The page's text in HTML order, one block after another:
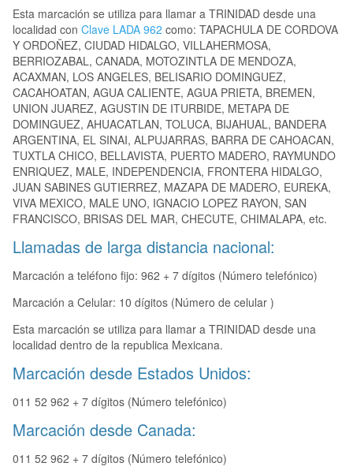
Esta marcación se utiliza para llamar a TRINIDAD desde una
localidad con Clave LADA 962 como: TAPACHULA DE CORDOVA
Y ORDOÑEZ, CIUDAD HIDALGO, VILLAHERMOSA,
BERRIOZABAL, CANADA, MOTOZINTLA DE MENDOZA,
ACAXMAN, LOS ANGELES, BELISARIO DOMINGUEZ,
CACAHOATAN, AGUA CALIENTE, AGUA PRIETA, BREMEN,
UNION JUAREZ, AGUSTIN DE ITURBIDE, METAPA DE
DOMINGUEZ, AHUACATLAN, TOLUCA, BIJAHUAL, BANDERA
ARGENTINA, EL SINAI, ALPUJARRAS, BARRA DE CAHOACAN,
TUXTLA CHICO, BELLAVISTA, PUERTO MADERO, RAYMUNDO
ENRIQUEZ, MALE, INDEPENDENCIA, FRONTERA HIDALGO,
JUAN SABINES GUTIERREZ, MAZAPA DE MADERO, EUREKA,
VIVA MEXICO, MALE UNO, IGNACIO LOPEZ RAYON, SAN
FRANCISCO, BRISAS DEL MAR, CHECUTE, CHIMALAPA, etc.
Llamadas de larga distancia nacional:
Marcación a teléfono fijo: 962 + 7 dígitos (Número telefónico)
Marcación a Celular: 10 dígitos (Número de celular )
Esta marcación se utiliza para llamar a TRINIDAD desde una
localidad dentro de la republica Mexicana.
Marcación desde Estados Unidos:
011 52 962 + 7 dígitos (Número telefónico)
Marcación desde Canada:
011 52 962 + 7 dígitos (Número telefónico)